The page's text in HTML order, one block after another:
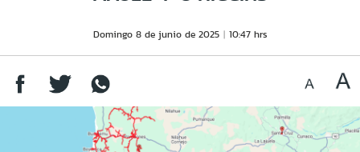
Domingo 8 de junio de 2025 10:47 hrs